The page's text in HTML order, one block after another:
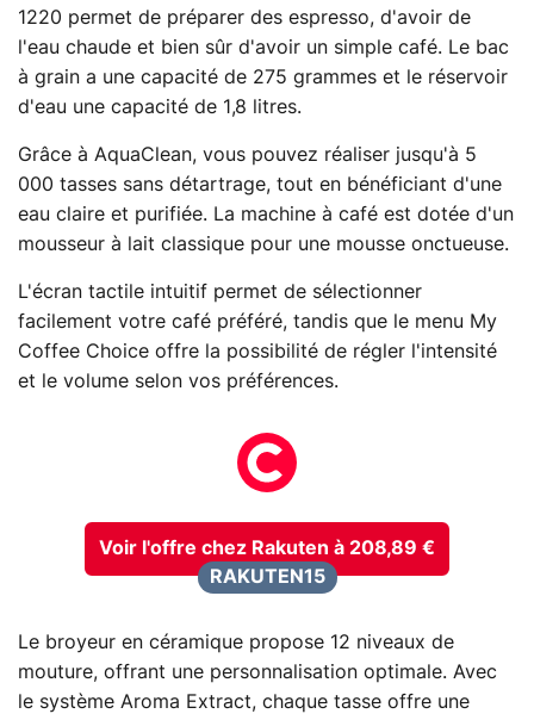
1220 permet de préparer des espresso, d'avoir de
l'eau chaude et bien sûr d'avoir un simple café. Le bac
à grain a une capacité de 275 grammes et le réservoir
d'eau une capacité de 1,8 litres.
Grâce à AquaClean, vous pouvez réaliser jusqu'à 5
000 tasses sans détartrage, tout en bénéficiant d'une
eau claire et purifiée. La machine à café est dotée d'un
mousseur à lait classique pour une mousse onctueuse.
L'écran tactile intuitif permet de sélectionner
facilement votre café préféré, tandis que le menu My
Coffee Choice offre la possibilité de régler l'intensité
et le volume selon vos préférences.
Voir l'offre chez Rakuten à 208,89 €
RAKUTEN15
Le broyeur en céramique propose 12 niveaux de
mouture, offrant une personnalisation optimale. Avec
le système Aroma Extract, chaque tasse offre une